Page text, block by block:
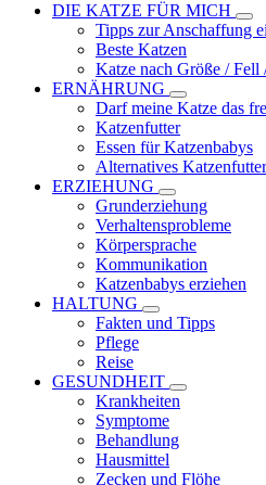
DIE KATZE FÜR MICH
Tipps zur Anschaffung
Beste Katzen
Katze nach Größe / Fell
ERNÄHRUNG
Darf meine Katze das
Katzenfutter
Essen für Katzenbabys
Alternatives Katzenfutter
ERZIEHUNG
Grunderziehung
Verhaltensprobleme
Körpersprache
Kommunikation
Katzenbabys erziehen
HALTUNG
Fakten und Tipps
Pflege
Reise
GESUNDHEIT
Krankheiten
Symptome
Behandlung
Hausmittel
Zecken und Flöhe